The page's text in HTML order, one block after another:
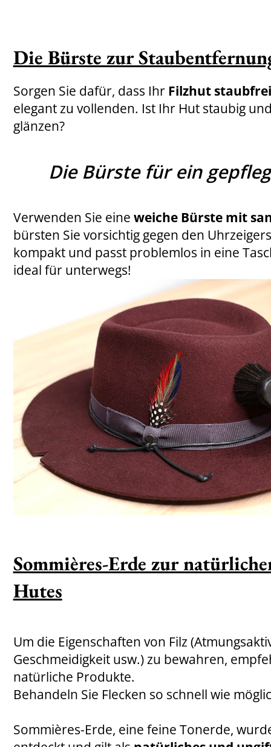
Die Bürste zur
Sorgen Sie dafür, dass Ihr Filzhut staubfrei
elegant zu vollenden. Ist Ihr Hut staubig
glänzen?
Die Bürste für ein
Verwenden Sie eine weiche Bürste mit
bürsten Sie vorsichtig gegen den
kompakt und passt problemlos in eine
ideal für unterwegs!
Sommières-Erde zur
Hutes
Um die Eigenschaften von Filz
Geschmeidigkeit usw.) zu bewahren,
natürliche Produkte.
Behandeln Sie Flecken so schnell wie
Sommières-Erde, eine feine Tonerde,